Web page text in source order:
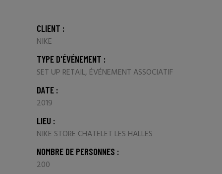
CLIENT :
NIKE
TYPE D'ÉVÉNEMENT :
SET UP RETAIL, ÉVÉNEMENT ASSOCIATIF
DATE :
2019
LIEU :
NIKE STORE CHATELET LES HALLES
NOMBRE DE PERSONNES :
200